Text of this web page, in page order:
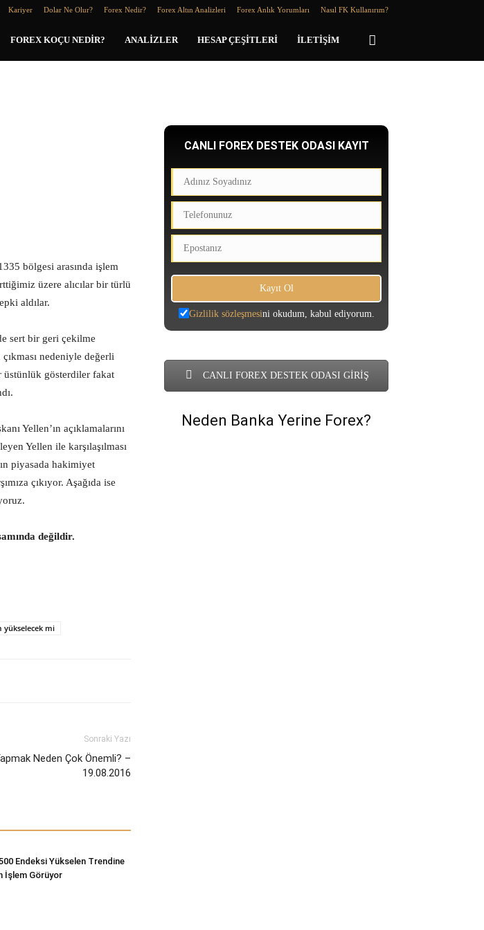
Kariyer Dolar Ne Olur? Forex Nedir? Forex Altın Analizleri Forex Anlık Yorumları Nasıl FK Kullanırım?
FOREX KOÇU NEDIR? ANALIZLER HESAP ÇEŞITLERI İLETIŞIM
bölgesi arasında işlem
üzere alıcılar bir türlü
aldılar.
sert bir geri çekilme
nedeniyle değerli
üstünlük gösterdiler fakat
Yellen’ın açıklamalarını
Yellen ile karşılaşılması
piyasada hakimiyet
çıkıyor. Aşağıda ise
değildir.
yükselecek mi
Sonraki Yazı
Neden Çok Önemli? –
19.08.2016
Endeksi Yükselen Trendine
İşlem Görüyor
CANLI FOREX DESTEK ODASI KAYIT
Gizlilik sözleşmesini okudum, kabul ediyorum.
CANLI FOREX DESTEK ODASI GİRİŞ
Neden Banka Yerine Forex?